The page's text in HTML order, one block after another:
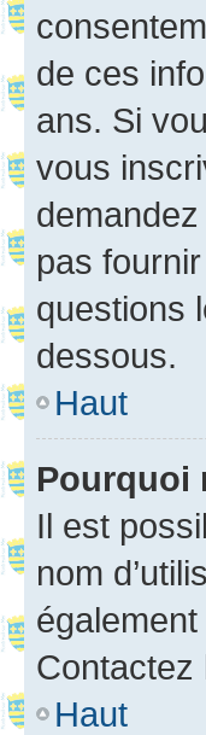
de ces
ans. Si
vous
pas
questions
dessous.
Haut
Pourquoi
Il est
nom
Contactez
Haut